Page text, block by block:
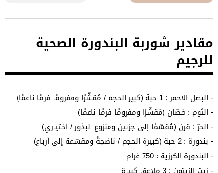
مقادير شوربة البندورة الصحية
للرجيم
- البصل الأحمر : 1 حبة (كبير الحجم / مُقشّرًا ومفرومًا فرمًا ناعمًا)
- الثوم : فصّان (مُقشّرًا ومفرومًا فرمًا ناعمًا)
- الحرّ : قرن (مُقسّمًا إلى جزئين ومنزوع البذور / اختياري)
- بندورة : 2 حبة (كبيرة الحجم / ناضجةً ومقسّمة إلى أرباع)
- البندورة الكرزية : 750 غرام